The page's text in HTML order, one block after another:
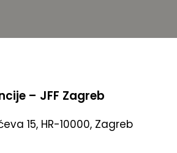
– JFF Zagreb
15, HR-10000, Zagreb